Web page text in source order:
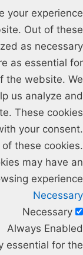
your experience
Out of these
as necessary
as essential for
the website. We
us analyze and
These cookies
your consent.
these cookies.
may have an
experience.
Necessary
Necessary
Always Enabled
essential for the